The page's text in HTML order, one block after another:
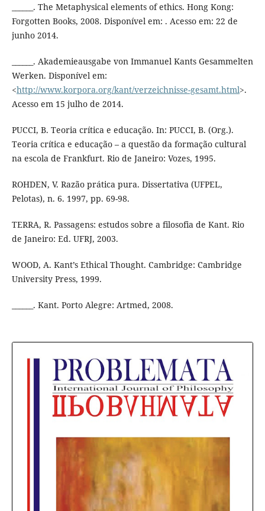
______. The Metaphysical elements of ethics. Hong Kong:
Forgotten Books, 2008. Disponível em: . Acesso em: 22 de
junho 2014.
______. Akademieausgabe von Immanuel Kants Gesammelten
Werken. Disponível em:
<http://www.korpora.org/kant/verzeichnisse-gesamt.html>.
Acesso em 15 julho de 2014.
PUCCI, B. Teoria crítica e educação. In: PUCCI, B. (Org.).
Teoria crítica e educação – a questão da formação cultural
na escola de Frankfurt. Rio de Janeiro: Vozes, 1995.
ROHDEN, V. Razão prática pura. Dissertativa (UFPEL,
Pelotas), n. 6. 1997, pp. 69-98.
TERRA, R. Passagens: estudos sobre a filosofia de Kant. Rio
de Janeiro: Ed. UFRJ, 2003.
WOOD, A. Kant’s Ethical Thought. Cambridge: Cambridge
University Press, 1999.
______. Kant. Porto Alegre: Artmed, 2008.